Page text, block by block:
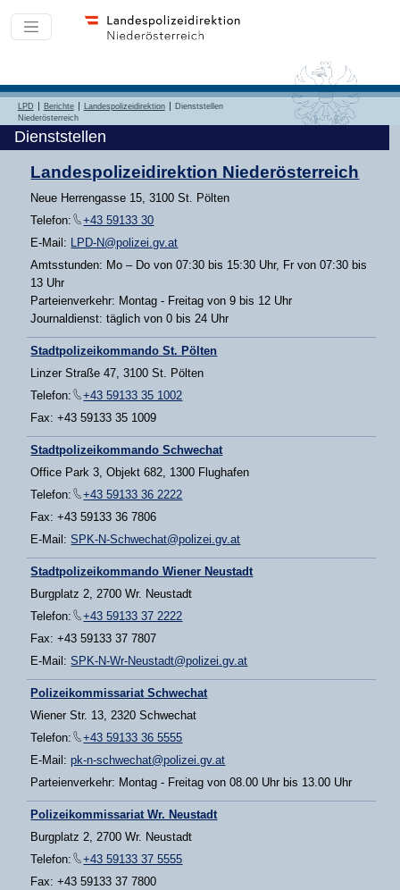
LPD Berichte Landespolizeidirektion
Dienststellen
Niederösterreich
Dienststellen
Landespolizeidirektion Niederösterreich
Neue Herrengasse 15, 3100 St. Pölten
Telefon:
+43 59133 30
E-Mail: LPD-N@polizei.gv.at
Amtsstunden: Mo – Do von 07:30 bis 15:30 Uhr, Fr von 07:30 bis
13 Uhr
Parteienverkehr: Montag - Freitag von 9 bis 12 Uhr
Journaldienst: täglich von 0 bis 24 Uhr
Stadtpolizeikommando St. Pölten
Linzer Straße 47, 3100 St. Pölten
Telefon:
+43 59133 35 1002
Fax: +43 59133 35 1009
Stadtpolizeikommando Schwechat
Office Park 3, Objekt 682, 1300 Flughafen
Telefon:
+43 59133 36 2222
Fax: +43 59133 36 7806
E-Mail:SPK-N-Schwechat@polizei.gv.at
Stadtpolizeikommando Wiener Neustadt
Burgplatz 2, 2700 Wr. Neustadt
Telefon:
+43 59133 37 2222
Fax: +43 59133 37 7807
E-Mail:SPK-N-Wr-Neustadt@polizei.gv.at
Polizeikommissariat Schwechat
Wiener Str. 13, 2320 Schwechat
Telefon:
+43 59133 36 5555
E-Mail:pk-n-schwechat@polizei.gv.at
Parteienverkehr: Montag - Freitag von 08.00 Uhr bis 13.00 Uhr
Polizeikommissariat Wr. Neustadt
Burgplatz 2, 2700 Wr. Neustadt
Telefon:
+43 59133 37 5555
Fax: +43 59133 37 7800